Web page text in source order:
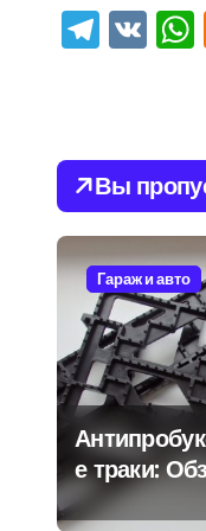
VK
Вы
Гараж и авто
е траки: